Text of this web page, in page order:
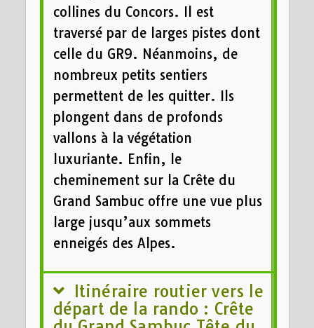
collines du Concors. Il est
traversé par de larges pistes dont
celle du GR9. Néanmoins, de
nombreux petits sentiers
permettent de les quitter. Ils
plongent dans de profonds
vallons à la végétation
luxuriante. Enfin, le
cheminement sur la Crête du
Grand Sambuc offre une vue plus
large jusqu’aux sommets
enneigés des Alpes.
Itinéraire routier vers le
départ de la rando : Crête